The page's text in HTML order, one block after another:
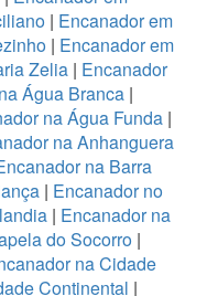
| Encanador em
| Encanador em
Zelia | Encanador
Água Branca |
na Água Funda |
na Anhanguera
na Barra
| Encanador no
| Encanador na
do Socorro |
na Cidade
Continental |